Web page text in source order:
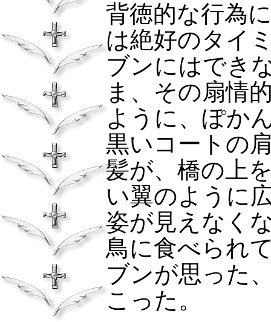
背徳的な行為
は絶好のタイ
ブンにはでき
ま、その扇情
ように、ぽか
黒いコートの
髪が、橋の上
い翼のように
姿が見えなく
鳥に食べられ
ブンが思った
こった。